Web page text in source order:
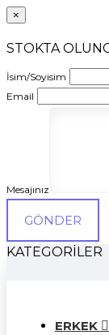
×
STOKTA
İsim/Soyisim
Email
Mesajınız
GÖNDER
KATEGORILER
ERKEK